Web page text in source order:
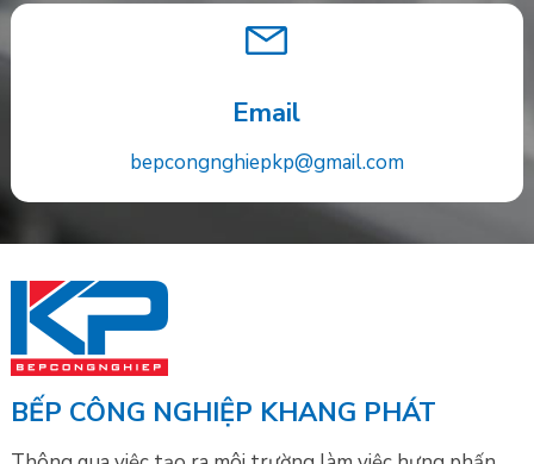
Email
bepcongnghiepkp@gmail.com
BẾP CÔNG NGHIỆP KHANG PHÁT